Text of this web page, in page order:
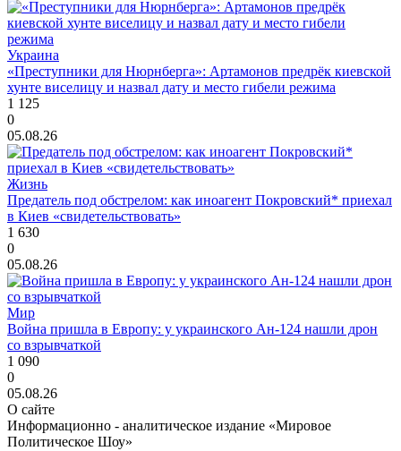
Украина
«Преступники для Нюрнберга»: Артамонов предрёк киевской
хунте виселицу и назвал дату и место гибели режима
1 125
0
05.08.26
Жизнь
Предатель под обстрелом: как иноагент Покровский* приехал
в Киев «свидетельствовать»
1 630
0
05.08.26
Мир
Война пришла в Европу: у украинского Ан-124 нашли дрон
со взрывчаткой
1 090
0
05.08.26
О сайте
Информационно - аналитическое издание «Мировое
Политическое Шоу»